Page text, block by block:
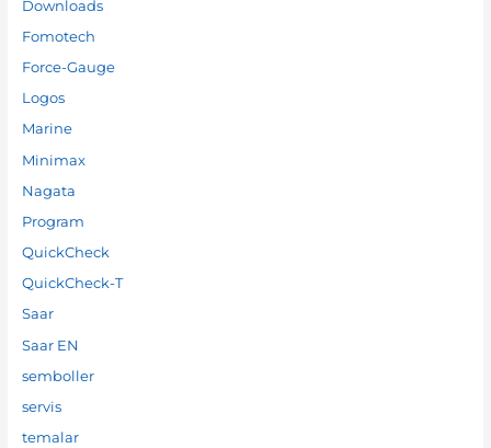
Downloads
Fomotech
Force-Gauge
Logos
Marine
Minimax
Nagata
Program
QuickCheck
QuickCheck-T
Saar
Saar EN
semboller
servis
temalar